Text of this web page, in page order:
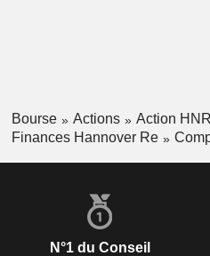
Bourse Actions
Action
Finances Hannover Re
N°1 du Conseil